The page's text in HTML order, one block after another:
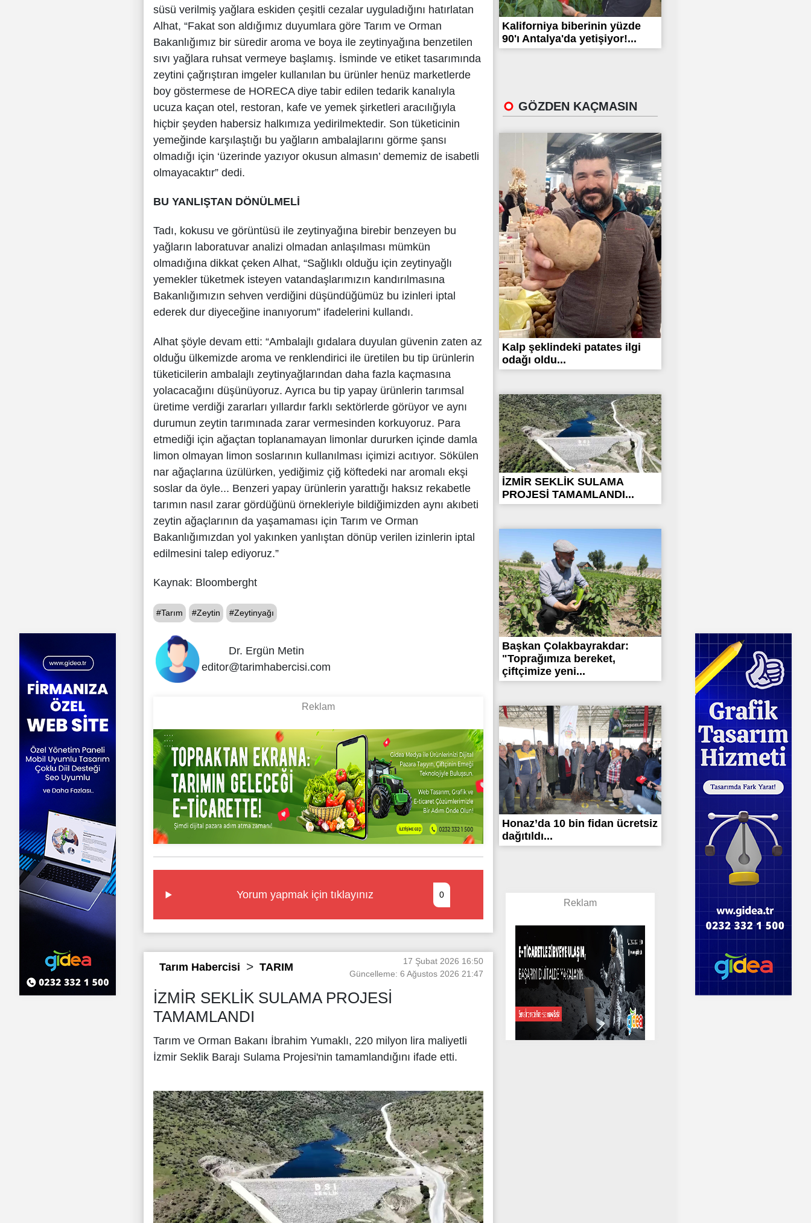
süsü verilmiş yağlara eskiden çeşitli cezalar uyguladığını hatırlatan
Alhat, “Fakat son aldığımız duyumlara göre Tarım ve Orman
Bakanlığımız bir süredir aroma ve boya ile zeytinyağına benzetilen
sıvı yağlara ruhsat vermeye başlamış. İsminde ve etiket tasarımında
zeytini çağrıştıran imgeler kullanılan bu ürünler henüz marketlerde
boy göstermese de HORECA diye tabir edilen tedarik kanalıyla
ucuza kaçan otel, restoran, kafe ve yemek şirketleri aracılığıyla
hiçbir şeyden habersiz halkımıza yedirilmektedir. Son tüketicinin
yemeğinde karşılaştığı bu yağların ambalajlarını görme şansı
olmadığı için ‘üzerinde yazıyor okusun almasın’ dememiz de isabetli
olmayacaktır” dedi.
BU YANLIŞTAN DÖNÜLMELİ
Tadı, kokusu ve görüntüsü ile zeytinyağına birebir benzeyen bu
yağların laboratuvar analizi olmadan anlaşılması mümkün
olmadığına dikkat çeken Alhat, “Sağlıklı olduğu için zeytinyağlı
yemekler tüketmek isteyen vatandaşlarımızın kandırılmasına
Bakanlığımızın sehven verdiğini düşündüğümüz bu izinleri iptal
ederek dur diyeceğine inanıyorum” ifadelerini kullandı.
Alhat şöyle devam etti: “Ambalajlı gıdalara duyulan güvenin zaten az
olduğu ülkemizde aroma ve renklendirici ile üretilen bu tip ürünlerin
tüketicilerin ambalajlı zeytinyağlarından daha fazla kaçmasına
yolacacağını düşünüyoruz. Ayrıca bu tip yapay ürünlerin tarımsal
üretime verdiği zararları yıllardır farklı sektörlerde görüyor ve aynı
durumun zeytin tarımınada zarar vermesinden korkuyoruz. Para
etmediği için ağaçtan toplanamayan limonlar dururken içinde damla
limon olmayan limon soslarının kullanılması içimizi acıtıyor. Sökülen
nar ağaçlarına üzülürken, yediğimiz çiğ köftedeki nar aromalı ekşi
soslar da öyle... Benzeri yapay ürünlerin yarattığı haksız rekabetle
tarımın nasıl zarar gördüğünü örnekleriyle bildiğimizden aynı akıbeti
zeytin ağaçlarının da yaşamaması için Tarım ve Orman
Bakanlığımızdan yol yakınken yanlıştan dönüp verilen izinlerin iptal
edilmesini talep ediyoruz.”
Kaynak: Bloomberght
#Tarım #Zeytin #Zeytinyağı
Dr. Ergün Metin
editor@tarimhabercisi.com
Yorum yapmak için tıklayınız 0
Tarım Habercisi TARIM
17 Şubat 2026 16:50
Güncelleme: 6 Ağustos 2026 21:47
İZMİR SEKLİK SULAMA PROJESİ
TAMAMLANDI
Tarım ve Orman Bakanı İbrahim Yumaklı, 220 milyon lira maliyetli
İzmir Seklik Barajı Sulama Projesi'nin tamamlandığını ifade etti.
Kaliforniya biberinin yüzde
90'ı Antalya'da yetişiyor!...
GÖZDEN KAÇMASIN
Kalp şeklindeki patates ilgi
odağı oldu...
İZMİR SEKLİK SULAMA
PROJESİ TAMAMLANDI...
Başkan Çolakbayrakdar:
"Toprağımıza bereket,
çiftçimize yeni...
Honaz’da 10 bin fidan ücretsiz
dağıtıldı...